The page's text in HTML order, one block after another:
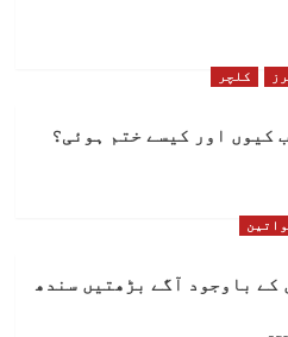
کلچر
کیوں اور کیسے ختم ہوئی؟
کے باوجود آگے بڑھتیں سندھ